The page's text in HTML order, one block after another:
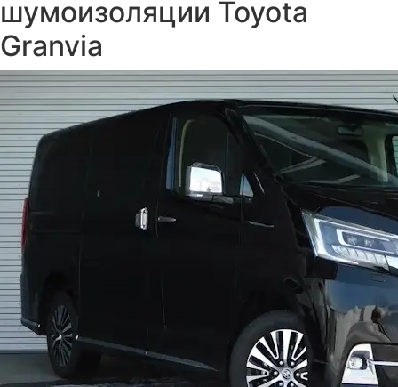
шумоизоляции Toyota
Granvia